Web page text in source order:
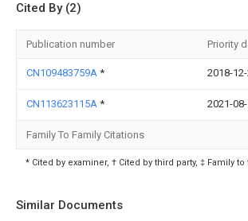
Cited By (2)
Publication number Priority
CN109483759A * 2018-
CN113623115A * 2021-
Family To Family Citations
* Cited by examiner, † Cited by third party, ‡ Family
Similar Documents